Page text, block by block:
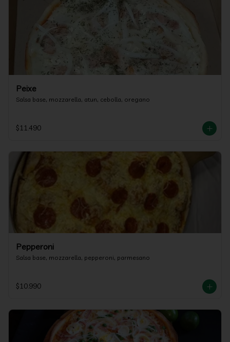
Peixe
Salsa base, mozzarella, atun, cebolla, oregano
$11.490
Pepperoni
Salsa base, mozzarella, pepperoni, parmesano
$10.990